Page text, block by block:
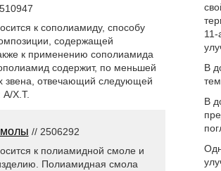
В
В
к сополиамиду, способу
содержащей
к применению сополиамида
содержит, по меньшей
звена, отвечающий следующей
Х.Т.
// 2506292
к полиамидной смоле и
Полиамидная смола